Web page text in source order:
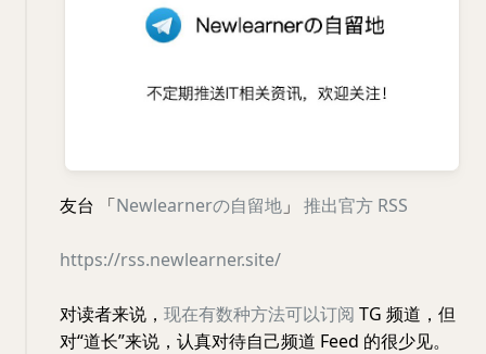
友台 「Newlearnerの自留地」 推出官方 RSS
https://rss.newlearner.site/
对读者来说， 现在有数种方法可以订阅 TG 频道，但
对“道长”来说，认真对待自己频道 Feed 的很少见。